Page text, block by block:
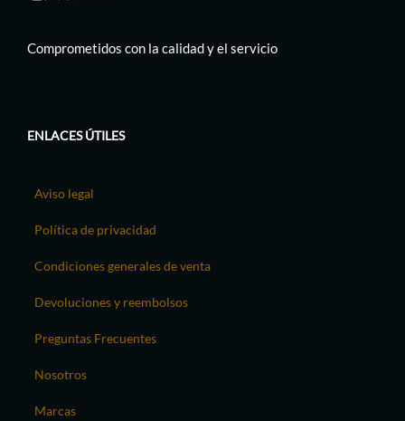
Comprometidos con la calidad y el servicio
ENLACES ÚTILES
Aviso legal
Política de privacidad
Condiciones generales de venta
Devoluciones y reembolsos
Preguntas Frecuentes
Nosotros
Marcas